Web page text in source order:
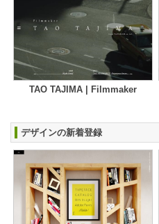
TAO TAJIMA | Filmmaker
デザインの新着登録